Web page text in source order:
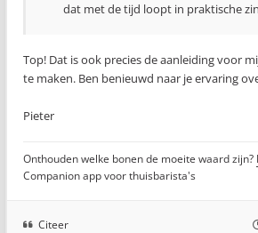
dat met de tijd loopt in praktische
Top! Dat is ook precies de aanleiding voor
te maken. Ben benieuwd naar je ervaring
Pieter
Onthouden welke bonen de moeite waard zijn?
Companion app voor thuisbarista's
Citeer